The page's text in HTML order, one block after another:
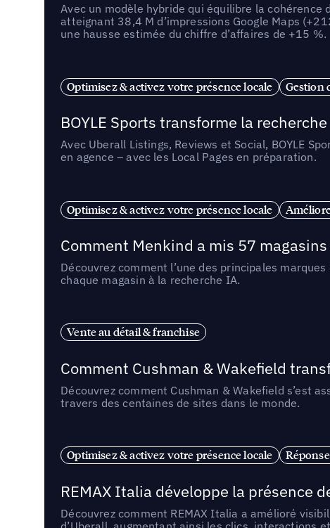
Avec un modèle hybride qui équilibre la
atteignant 38,4 M d’impressions Google Maps
une hausse estimée du chiffre d’affaires de +15 %.
Optimisez & activez votre présence locale Gestion
BOYLE Sports transforme la
Avec Uberall Listings, Reviews et Social, BOYLE
en agence – avec les Local Pages en préparation.
Optimisez & activez votre présence locale
Comment Menkind a mis 57
Découvrez comment l’une des principales
chaque magasin à la recherche IA.
Vente au détail & franchise
Comment Cushman & Wakefield
Découvrez comment Cushman & Wakefield s’est
travers des centaines de sites dans le monde.
Optimisez & activez votre présence locale
REMAX Italia développe la présence
Découvrez comment REMAX Italia a amélioré